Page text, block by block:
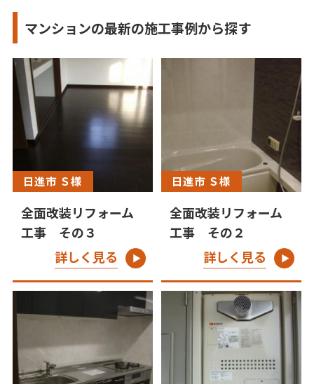
マンションの最新の施工事例から探す
日進市 Ｓ様
全面改装リフォーム
工事 その３
詳しく見る
日進市 Ｓ様
全面改装リフォーム
工事 その２
詳しく見る